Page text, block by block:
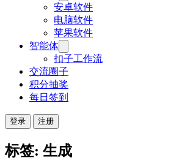
安卓软件
电脑软件
苹果软件
智能体
扣子工作流
交流圈子
积分抽奖
每日签到
登录 注册
标签: 生成